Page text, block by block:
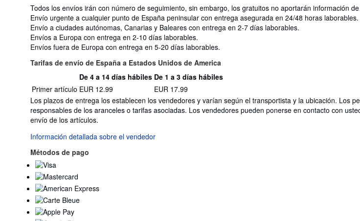
Todos los envíos irán con número de seguimiento, sin embargo, los gratuitos no aportarán información
Envío urgente a cualquier punto de España peninsular con entrega asegurada en 24/48 horas laborables.
Envío a ciudades autónomas, Canarias y Baleares con entrega en 2-7 días laborables.
Envíos a Europa con entrega en 2-10 días laborables.
Envíos fuera de Europa con entrega en 5-20 días laborables.
Tarifas de envío de España a Estados Unidos de America
Tarifas
de
envío
de
España
a
Estados
Unidos
de
America
Cantidad
del
pedido
De 4 a 14 días hábiles De 1 a 3 días hábiles
Primer artículo EUR 12.99
EUR 17.99
Los plazos de entrega los establecen los vendedores y varían según el transportista y la ubicación. Los
responsables de los aranceles o tarifas asociadas. Los vendedores pueden ponerse en contacto con
envío de los artículos.
Información detallada sobre el vendedor
Métodos de pago